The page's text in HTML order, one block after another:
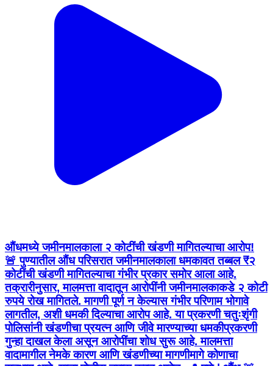
औंधमध्ये जमीनमालकाला २ कोटींची खंडणी मागितल्याचा आरोप!
🚨 पुण्यातील औंध परिसरात जमीनमालकाला धमकावत तब्बल ₹२
कोटींची खंडणी मागितल्याचा गंभीर प्रकार समोर आला आहे.
तक्रारीनुसार, मालमत्ता वादातून आरोपींनी जमीनमालकाकडे २ कोटी
रुपये रोख मागितले. मागणी पूर्ण न केल्यास गंभीर परिणाम भोगावे
लागतील, अशी धमकी दिल्याचा आरोप आहे. या प्रकरणी चतुःशृंगी
पोलिसांनी खंडणीचा प्रयत्न आणि जीवे मारण्याच्या धमकीप्रकरणी
गुन्हा दाखल केला असून आरोपींचा शोध सुरू आहे. मालमत्ता
वादामागील नेमके कारण आणि खंडणीच्या मागणीमागे कोणाचा